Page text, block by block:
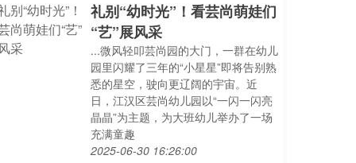
礼别“幼时光”！看芸尚萌娃们
“艺”展风采
...微风轻叩芸尚园的大门，一群在幼儿
园里闪耀了三年的“小星星”即将告别熟
悉的星空，驶向更辽阔的宇宙。近
日，江汉区芸尚幼儿园以“一闪一闪亮
晶晶”为主题，为大班幼儿举办了一场
充满童趣
2025-06-30 16:26:00